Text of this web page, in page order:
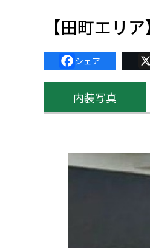
【田町エリ
内装写真